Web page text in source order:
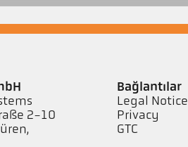
2-10
Bağlantılar
Legal Notice
Privacy
GTC